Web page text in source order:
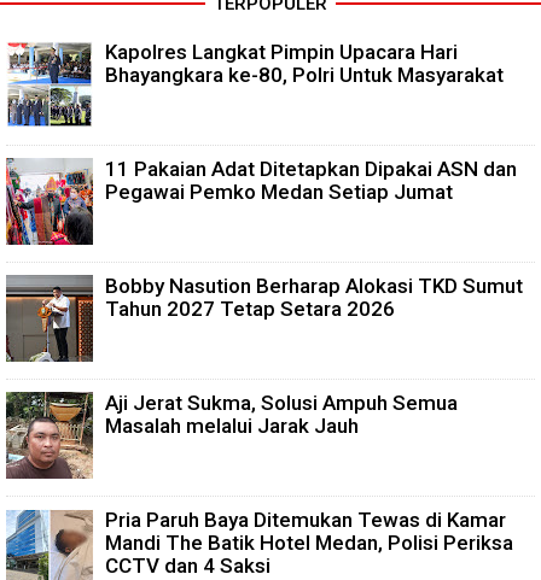
Kapolres Langkat Pimpin Upacara Hari
Bhayangkara ke-80, Polri Untuk Masyarakat
11 Pakaian Adat Ditetapkan Dipakai ASN dan
Pegawai Pemko Medan Setiap Jumat
Bobby Nasution Berharap Alokasi TKD Sumut
Tahun 2027 Tetap Setara 2026
Aji Jerat Sukma, Solusi Ampuh Semua
Masalah melalui Jarak Jauh
Pria Paruh Baya Ditemukan Tewas di Kamar
Mandi The Batik Hotel Medan, Polisi Periksa
CCTV dan 4 Saksi